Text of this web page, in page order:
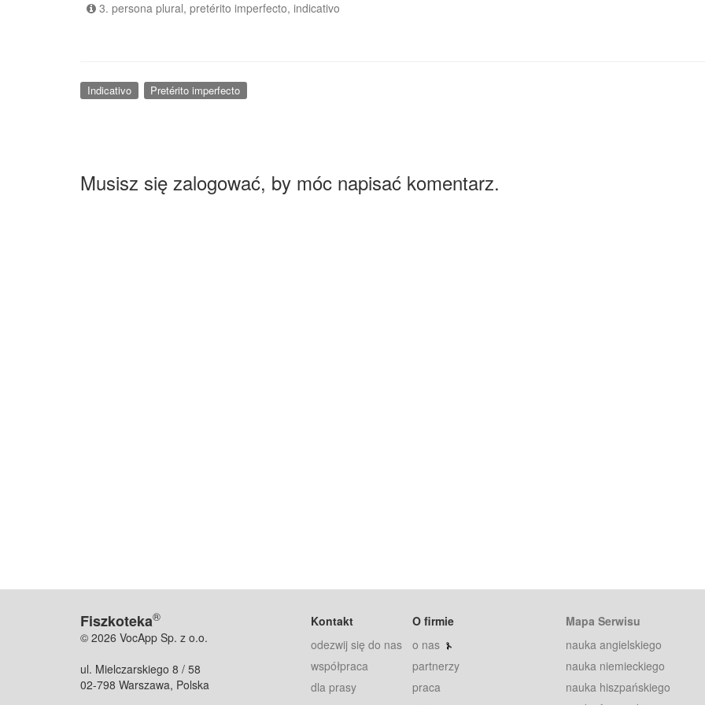
3. persona plural, pretérito imperfecto, indicativo
Indicativo Pretérito imperfecto
Musisz się zalogować, by móc napisać komentarz.
Fiszkoteka®
© 2026 VocApp Sp. z o.o.
ul. Mielczarskiego 8 / 58
02-798 Warszawa, Polska
Kontakt
odezwij się do nas
współpraca
dla prasy
O firmie
o nas
partnerzy
praca
Mapa Serwisu
nauka angielskiego
nauka niemieckiego
nauka hiszpańskiego